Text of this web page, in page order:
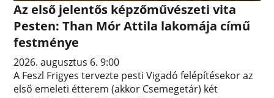
Az első jelentős képzőművészeti vita
Pesten: Than Mór Attila lakomája című
festménye
2026. augusztus 6. 9:00
A Feszl Frigyes tervezte pesti Vigadó felépítésekor az
első emeleti étterem (akkor Csemegetár) két